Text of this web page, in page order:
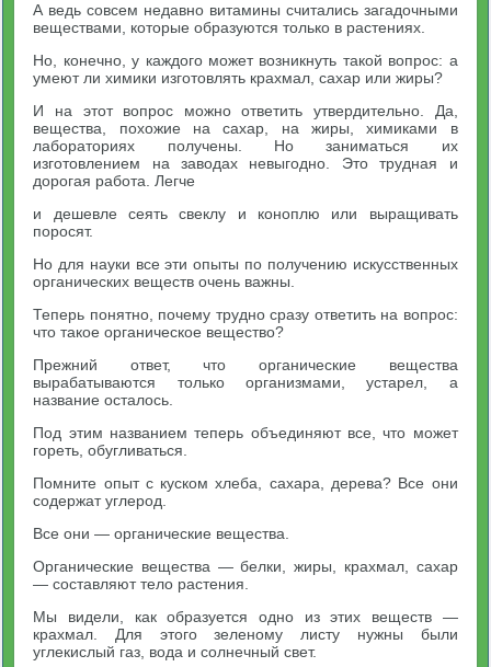
А ведь совсем недавно витамины считались загадочными
веществами, которые образуются только в растениях.
Но, конечно, у каждого может возникнуть такой вопрос: а
умеют ли химики изготовлять крахмал, сахар или жиры?
И на этот вопрос можно ответить утвердительно. Да,
вещества, похожие на сахар, на жиры, химиками в
лабораториях получены. Но заниматься их
изготовлением на заводах невыгодно. Это трудная и
дорогая работа. Легче
и дешевле сеять свеклу и коноплю или выращивать
поросят.
Но для науки все эти опыты по получению искусственных
органических веществ очень важны.
Теперь понятно, почему трудно сразу ответить на вопрос:
что такое органическое вещество?
Прежний ответ, что органические вещества
вырабатываются только организмами, устарел, а
название осталось.
Под этим названием теперь объединяют все, что может
гореть, обугливаться.
Помните опыт с куском хлеба, сахара, дерева? Все они
содержат углерод.
Все они — органические вещества.
Органические вещества — белки, жиры, крахмал, сахар
— составляют тело растения.
Мы видели, как образуется одно из этих веществ —
крахмал. Для этого зеленому листу нужны были
углекислый газ, вода и солнечный свет.